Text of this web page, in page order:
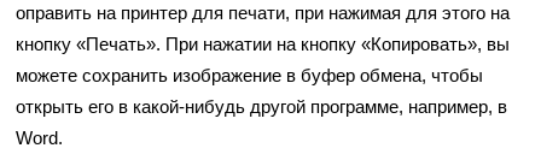
оправить на принтер для печати, при нажимая для этого на
кнопку «Печать». При нажатии на кнопку «Копировать», вы
можете сохранить изображение в буфер обмена, чтобы
открыть его в какой-нибудь другой программе, например, в
Word.